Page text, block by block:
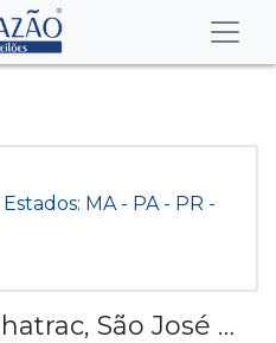
MA - PA - PR -
Casa no Novo Cohatrac, São José de Ribamar MA